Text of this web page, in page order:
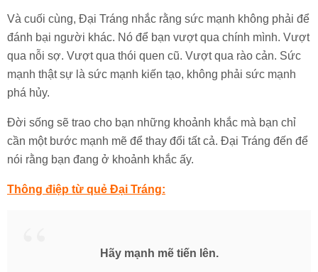
Và cuối cùng, Đại Tráng nhắc rằng sức mạnh không phải để
đánh bại người khác. Nó để bạn vượt qua chính mình. Vượt
qua nỗi sợ. Vượt qua thói quen cũ. Vượt qua rào cản. Sức
mạnh thật sự là sức mạnh kiến tạo, không phải sức mạnh
phá hủy.
Đời sống sẽ trao cho bạn những khoảnh khắc mà bạn chỉ
cần một bước mạnh mẽ để thay đổi tất cả. Đại Tráng đến để
nói rằng bạn đang ở khoảnh khắc ấy.
Thông điệp từ quẻ Đại Tráng:
Hãy mạnh mẽ tiến lên.